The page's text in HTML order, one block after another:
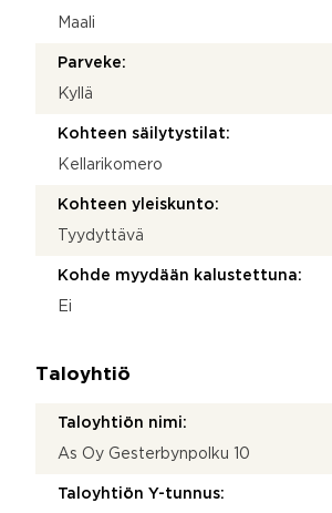
Maali
Parveke:
Kyllä
Kohteen säilytystilat:
Kellarikomero
Kohteen yleiskunto:
Tyydyttävä
Kohde myydään kalustettuna:
Ei
Taloyhtiö
Taloyhtiön nimi:
As Oy Gesterbynpolku 10
Taloyhtiön Y-tunnus: